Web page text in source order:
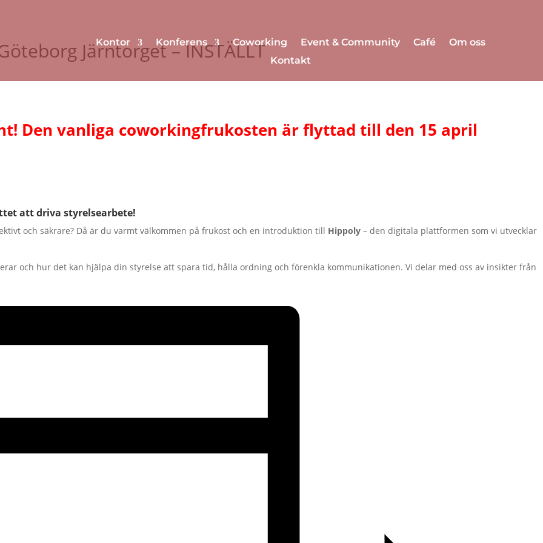
Kontor Konferens Coworking Event & Community Café
Om oss
Kontakt
Järntorget – INSTÄLLT
Den vanliga coworkingfrukosten är flyttad till den 15 april
att driva styrelsearbete!
och säkrare? Då är du varmt välkommen på frukost och en introduktion till Hippoly – den digitala plattformen som vi utvecklar
och hur det kan hjälpa din styrelse att spara tid, hålla ordning och förenkla kommunikationen. Vi delar med oss av insikter från